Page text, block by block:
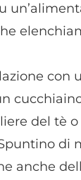
con
del tè
di
anche